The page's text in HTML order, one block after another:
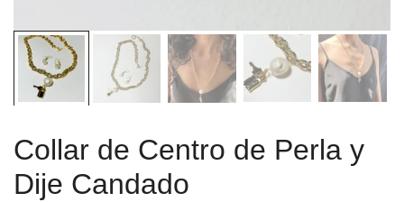
Collar de Centro de Perla y
Dije Candado